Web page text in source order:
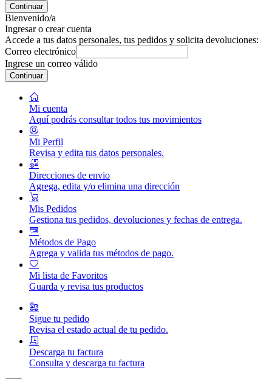
Continuar
Bienvenido/a
Ingresar o crear cuenta
Accede a tus datos personales, tus pedidos y solicita devoluciones:
Correo electrónico
Ingrese un correo válido
Continuar
Mi cuenta
Aquí podrás consultar todos tus movimientos
Mi Perfil
Revisa y edita tus datos personales.
Direcciones de envio
Agrega, edita y/o elimina una dirección
Mis Pedidos
Gestiona tus pedidos, devoluciones y fechas de entrega.
Métodos de Pago
Agrega y valida tus métodos de pago.
Mi lista de Favoritos
Guarda y revisa tus productos
Sigue tu pedido
Revisa el estado actual de tu pedido.
Descarga tu factura
Consulta y descarga tu factura